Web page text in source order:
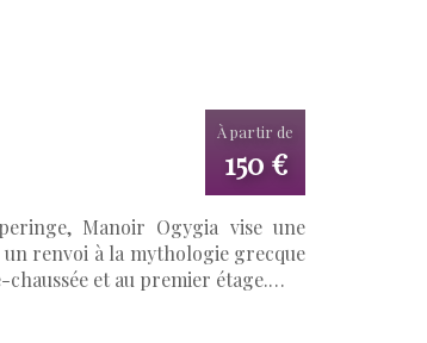
À partir de
150 €
Manoir Ogygia vise une
renvoi à la mythologie grecque
et au premier étage.…